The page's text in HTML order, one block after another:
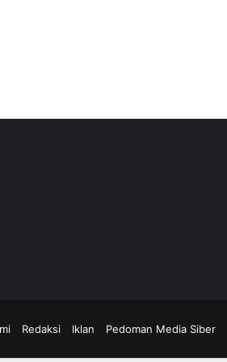
Redaksi Iklan Pedoman Media Siber